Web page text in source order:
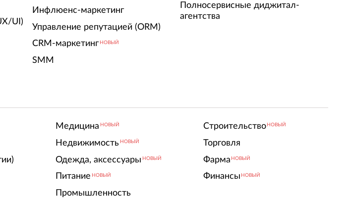
UI)
Инфлюенс-маркетинг
Управление репутацией (ORM)
CRM-маркетинг НОВЫЙ
SMM
Полносервисные диджитал-
агентства
Медицина НОВЫЙ
Недвижимость НОВЫЙ
Одежда, аксессуары НОВЫЙ
Питание НОВЫЙ
Промышленность
Строительство НОВЫЙ
Торговля
Фарма НОВЫЙ
Финансы НОВЫЙ